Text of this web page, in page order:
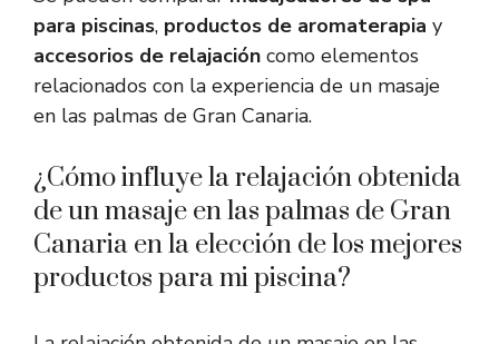
para piscinas, productos de aromaterapia y
accesorios de relajación como elementos
relacionados con la experiencia de un masaje
en las palmas de Gran Canaria.
¿Cómo influye la relajación obtenida
de un masaje en las palmas de Gran
Canaria en la elección de los mejores
productos para mi piscina?